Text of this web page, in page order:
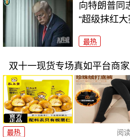
向特朗普同
“超级抹红大
最热
双十一现货专场真如平台商家
最热 阅读